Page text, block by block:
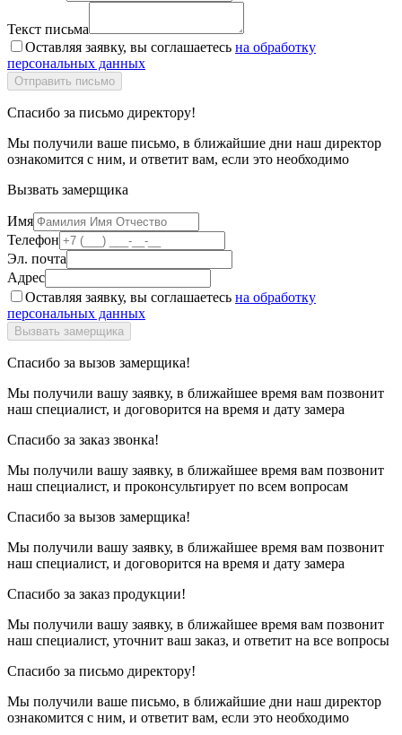
Текст письма
Оставляя заявку, вы соглашаетесь на обработку
персональных данных
Спасибо за письмо директору!
Мы получили ваше письмо, в ближайшие дни наш директор
ознакомится с ним, и ответит вам, если это необходимо
Вызвать замерщика
Имя
Телефон
Эл. почта
Адрес
Оставляя заявку, вы соглашаетесь на обработку
персональных данных
Спасибо за вызов замерщика!
Мы получили вашу заявку, в ближайшее время вам позвонит
наш специалист, и договорится на время и дату замера
Спасибо за заказ звонка!
Мы получили вашу заявку, в ближайшее время вам позвонит
наш специалист, и проконсультирует по всем вопросам
Спасибо за вызов замерщика!
Мы получили вашу заявку, в ближайшее время вам позвонит
наш специалист, и договорится на время и дату замера
Спасибо за заказ продукции!
Мы получили вашу заявку, в ближайшее время вам позвонит
наш специалист, уточнит ваш заказ, и ответит на все вопросы
Спасибо за письмо директору!
Мы получили ваше письмо, в ближайшие дни наш директор
ознакомится с ним, и ответит вам, если это необходимо